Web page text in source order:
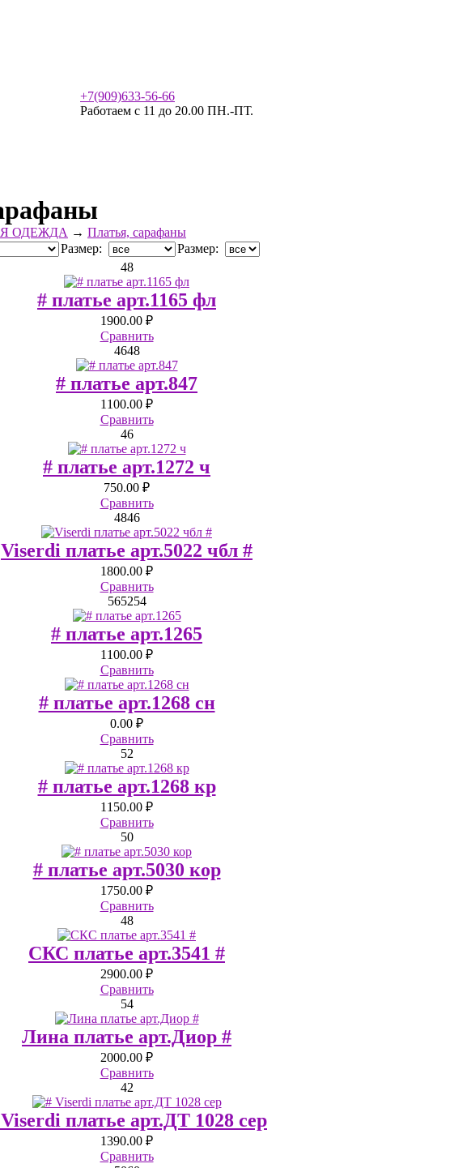
+7(909)633-56-66
Работаем с 11 до 20.00 ПН.-ПТ.
ОДЕЖДА → Платья, сарафаны
Размер:
Размер:
48
# платье арт.1165 фл
1900.00 ₽
Сравнить
4648
# платье арт.847
1100.00 ₽
Сравнить
46
# платье арт.1272 ч
750.00 ₽
Сравнить
4846
Viserdi платье арт.5022 чбл #
1800.00 ₽
Сравнить
565254
# платье арт.1265
1100.00 ₽
Сравнить
# платье арт.1268 сн
0.00 ₽
Сравнить
52
# платье арт.1268 кр
1150.00 ₽
Сравнить
50
# платье арт.5030 кор
1750.00 ₽
Сравнить
48
СКС платье арт.3541 #
2900.00 ₽
Сравнить
54
Лина платье арт.Диор #
2000.00 ₽
Сравнить
42
платье арт.ДТ 1028 сер
1390.00 ₽
Сравнить